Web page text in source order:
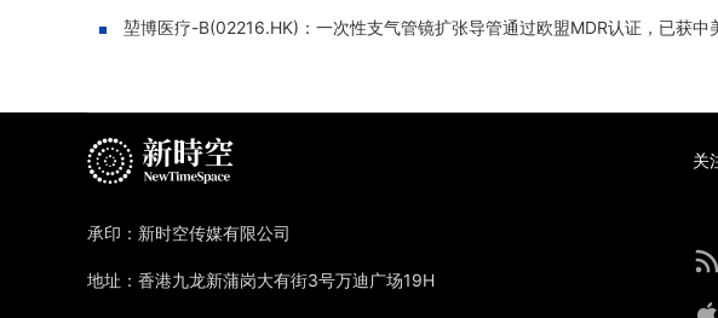
堃博医疗-B(02216.HK)：一次性支气管镜扩张导管通过欧盟MDR认证，已获中
关
承印：新时空传媒有限公司
地址：香港九龙新蒲岗大有街3号万迪广场19H